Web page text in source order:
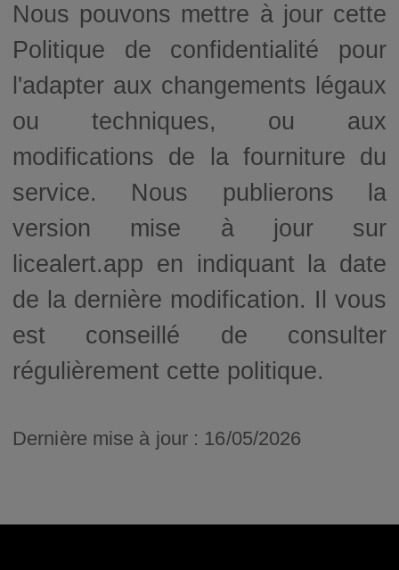
Nous pouvons mettre à jour cette
Politique de confidentialité pour
l'adapter aux changements légaux
ou techniques, ou aux
modifications de la fourniture du
service. Nous publierons la
version mise à jour sur
licealert.app en indiquant la date
de la dernière modification. Il vous
est conseillé de consulter
régulièrement cette politique.
Dernière mise à jour : 16/05/2026